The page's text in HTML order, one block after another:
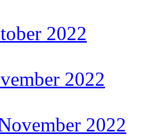
2022
2022
2022